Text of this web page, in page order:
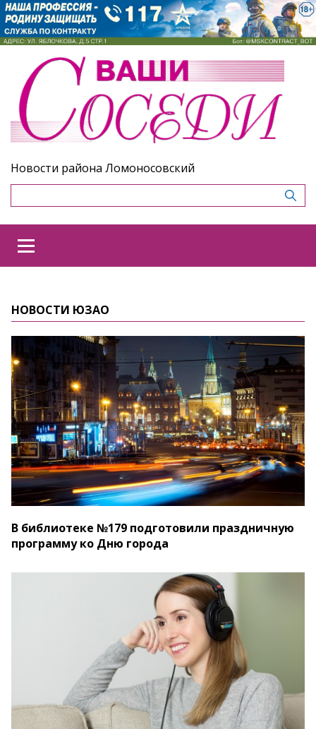
Новости района Ломоносовский
НОВОСТИ ЮЗАО
В библиотеке №179 подготовили праздничную
программу ко Дню города